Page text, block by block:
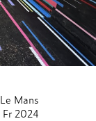
Mans
2024